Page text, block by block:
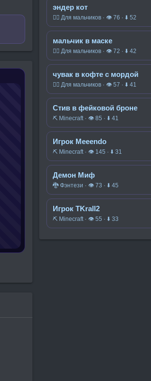
эндер кот
🧍‍♂️ Для мальчиков · 👁 76 · ⬇ 52
мальчик в маске
🧍‍♂️ Для мальчиков · 👁 72 · ⬇ 42
чувак в кофте с мордой
🧍‍♂️ Для мальчиков · 👁 57 · ⬇ 41
Стив в фейковой броне
⛏️ Minecraft · 👁 85 · ⬇ 41
Игрок Meeendo
⛏️ Minecraft · 👁 145 · ⬇ 31
Демон Миф
🐉 Фэнтези · 👁 73 · ⬇ 45
Игрок TKrall2
⛏️ Minecraft · 👁 55 · ⬇ 33